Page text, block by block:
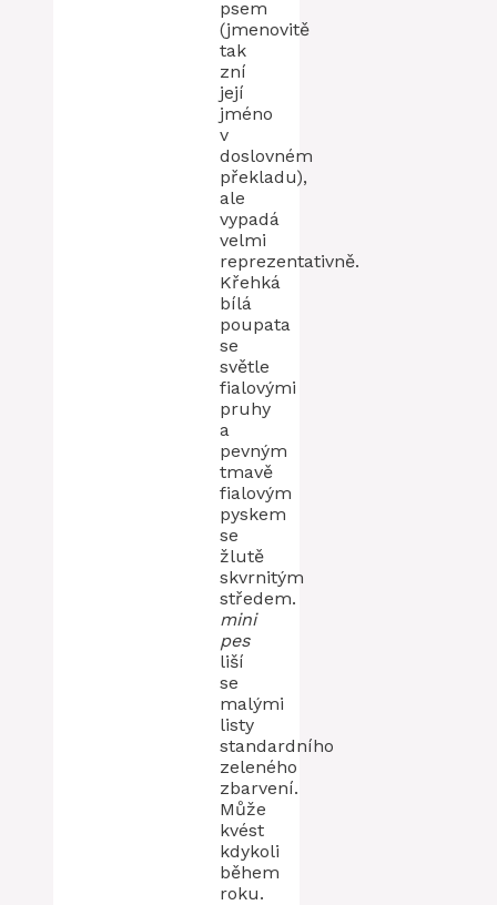
psem
(jmenovitě
tak
zní
její
jméno
v
doslovném
překladu),
ale
vypadá
velmi
reprezentativně.
Křehká
bílá
poupata
se
světle
fialovými
pruhy
a
pevným
tmavě
fialovým
pyskem
se
žlutě
skvrnitým
středem.
mini
pes
liší
se
malými
listy
standardního
zeleného
zbarvení.
Může
kvést
kdykoli
během
roku.